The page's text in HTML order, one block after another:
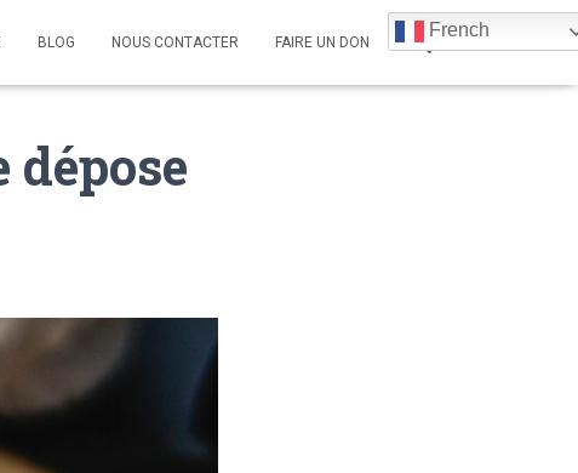
BLOG NOUS CONTACTER FAIRE UN DON
French
dépose